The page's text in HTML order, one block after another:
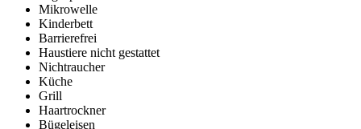
Mikrowelle
Kinderbett
Barrierefrei
Haustiere nicht gestattet
Nichtraucher
Küche
Grill
Haartrockner
Bügeleisen